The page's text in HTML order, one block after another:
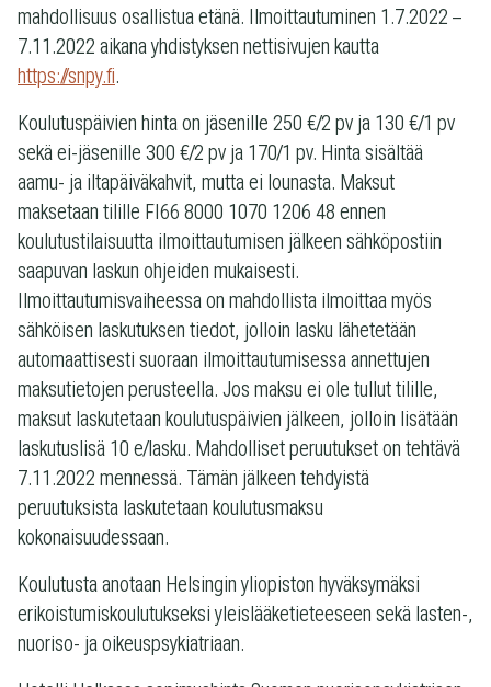
mahdollisuus osallistua etänä. Ilmoittautuminen 1.7.2022 –
7.11.2022 aikana yhdistyksen nettisivujen kautta
https://snpy.fi.
Koulutuspäivien hinta on jäsenille 250 €/2 pv ja 130 €/1 pv
sekä ei-jäsenille 300 €/2 pv ja 170/1 pv. Hinta sisältää
aamu- ja iltapäiväkahvit, mutta ei lounasta. Maksut
maksetaan tilille FI66 8000 1070 1206 48 ennen
koulutustilaisuutta ilmoittautumisen jälkeen sähköpostiin
saapuvan laskun ohjeiden mukaisesti.
Ilmoittautumisvaiheessa on mahdollista ilmoittaa myös
sähköisen laskutuksen tiedot, jolloin lasku lähetetään
automaattisesti suoraan ilmoittautumisessa annettujen
maksutietojen perusteella. Jos maksu ei ole tullut tilille,
maksut laskutetaan koulutuspäivien jälkeen, jolloin lisätään
laskutuslisä 10 e/lasku. Mahdolliset peruutukset on tehtävä
7.11.2022 mennessä. Tämän jälkeen tehdyistä
peruutuksista laskutetaan koulutusmaksu
kokonaisuudessaan.
Koulutusta anotaan Helsingin yliopiston hyväksymäksi
erikoistumiskoulutukseksi yleislääketieteeseen sekä lasten-,
nuoriso- ja oikeuspsykiatriaan.